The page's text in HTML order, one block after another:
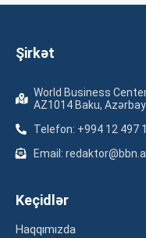
Şirkət
World Business
AZ1014 Baku,
Telefon: +994 12 497
Email:
Keçidlər
Haqqımızda